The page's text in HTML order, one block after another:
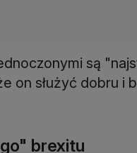
są
on służyć dobru
brexitu